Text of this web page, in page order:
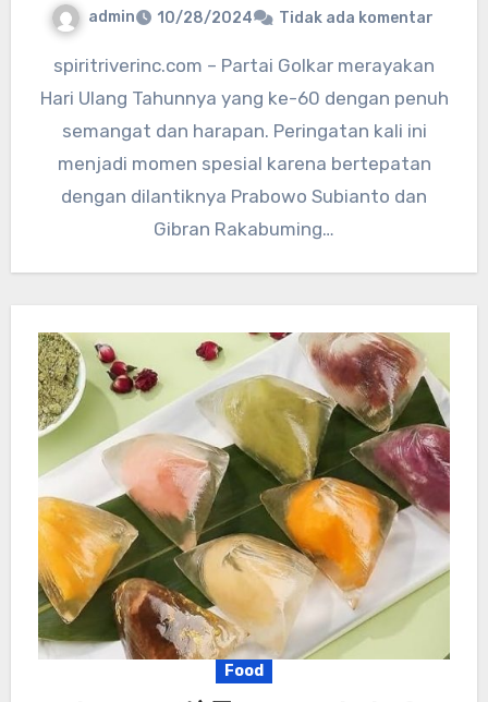
admin 10/28/2024 Tidak ada komentar
spiritriverinc.com – Partai Golkar merayakan
Hari Ulang Tahunnya yang ke-60 dengan penuh
semangat dan harapan. Peringatan kali ini
menjadi momen spesial karena bertepatan
dengan dilantiknya Prabowo Subianto dan
Gibran Rakabuming…
Food